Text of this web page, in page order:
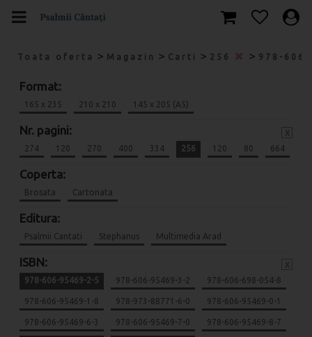
Toata oferta > Magazin > Carti > 256 > 978-
Format:
165 x 235 210 x 210 145 x 205 (A5)
Nr. pagini:
274 120 270 400 334 256 120 80 664
Coperta:
Brosata Cartonata
Editura:
Psalmii Cantati Stephanus Multimedia Arad
ISBN:
978-606-95469-2-5 978-606-95469-3-2 978-606-698-054-8
978-606-95469-1-8 978-973-88771-6-0 978-606-95469-0-1
978-606-95469-6-3 978-606-95469-7-0 978-606-95469-8-7